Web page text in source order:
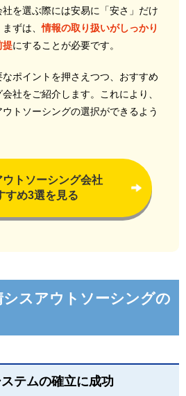
を選ぶ際には安易に「安さ」だけ
まずは、情報の取り扱いがしっかり
提にすることが必要です。
ポイントを押さえつつ、おすすめ
社をご紹介します。これにより、
トソーシングの選択ができるよう
ウトソーシング会社
すめ3選を見る
スアウトソーシングの
テムの確立に成功